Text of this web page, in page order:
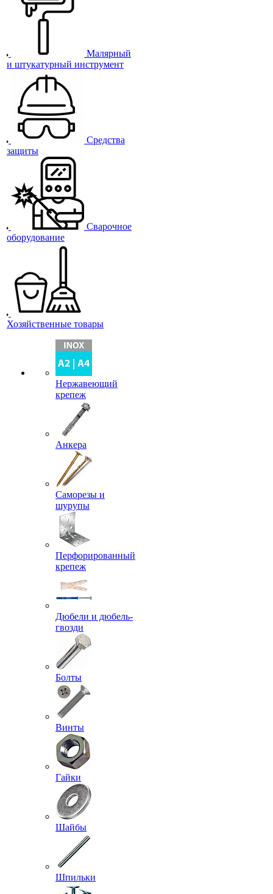
Малярный
и штукатурный инструмент
Средства
защиты
Сварочное
оборудование
Хозяйственные товары
Нержавеющий
крепеж
Анкера
Саморезы и
шурупы
Перфорированный
крепеж
Дюбели и дюбель-
гвозди
Болты
Винты
Гайки
Шайбы
Шпильки